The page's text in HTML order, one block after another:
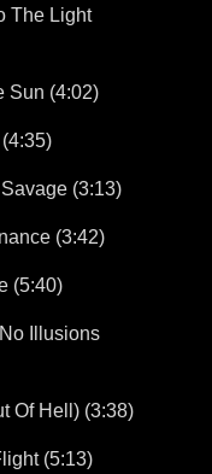
The Light
Sun (4:02)
(3:13)
(3:42)
(5:40)
Illusions
Of Hell) (3:38)
(5:13)